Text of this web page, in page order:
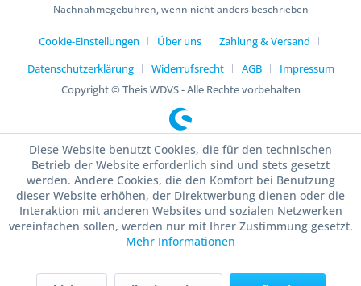
Nachnahmegebühren, wenn nicht anders beschrieben
Cookie-Einstellungen Über uns
Zahlung & Versand
Datenschutzerklärung
Widerrufsrecht AGB
Impressum
Copyright © Theis WDVS - Alle Rechte vorbehalten
Diese Website benutzt Cookies, die für den technischen
Betrieb der Website erforderlich sind und stets gesetzt
werden. Andere Cookies, die den Komfort bei Benutzung
dieser Website erhöhen, der Direktwerbung dienen oder die
Interaktion mit anderen Websites und sozialen Netzwerken
vereinfachen sollen, werden nur mit Ihrer Zustimmung gesetzt.
Mehr Informationen